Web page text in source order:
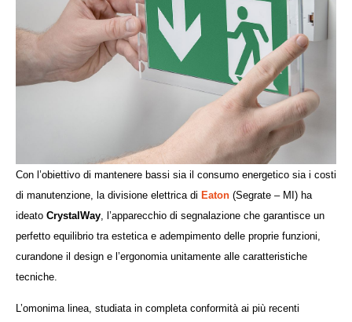
Con l’obiettivo di mantenere bassi sia il consumo energetico sia i costi
di manutenzione, la divisione elettrica di Eaton (Segrate – MI) ha
ideato CrystalWay, l’apparecchio di segnalazione che garantisce un
perfetto equilibrio tra estetica e adempimento delle proprie funzioni,
curandone il design e l’ergonomia unitamente alle caratteristiche
tecniche.
L’omonima linea, studiata in completa conformità ai più recenti